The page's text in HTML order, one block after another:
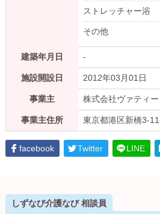
ストレッチャー浴
その他
建築年月日 -
施設開設日 2012年03月01日
事業主 株式会社ヴァティー
事業主住所 東京都港区新橋3-
facebook Twitter LINE
しずなび介護なび 相談員